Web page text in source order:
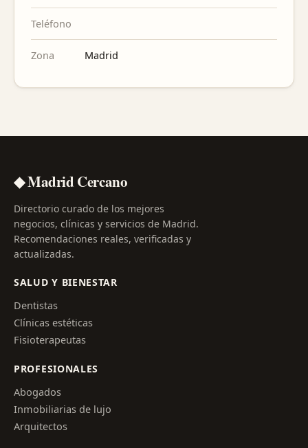
Teléfono
Zona Madrid
◆ Madrid Cercano
Directorio curado de los mejores
negocios, clínicas y servicios de Madrid.
Recomendaciones reales, verificadas y
actualizadas.
SALUD Y BIENESTAR
Dentistas
Clínicas estéticas
Fisioterapeutas
PROFESIONALES
Abogados
Inmobiliarias de lujo
Arquitectos